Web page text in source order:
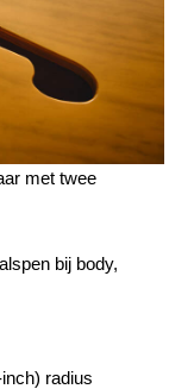
met twee
bij body,
radius